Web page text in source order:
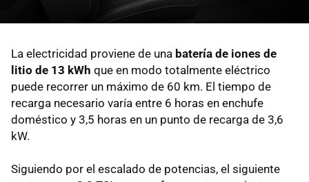
La electricidad proviene de una batería de iones de
litio de 13 kWh que en modo totalmente eléctrico
puede recorrer un máximo de 60 km. El tiempo de
recarga necesario varía entre 6 horas en enchufe
doméstico y 3,5 horas en un punto de recarga de 3,6
kW.
Siguiendo por el escalado de potencias, el siguiente